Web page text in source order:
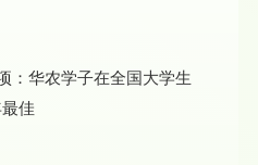
：华农学子在全国大学生
佳